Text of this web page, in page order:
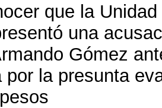
que la
una
Gómez
por la presunta